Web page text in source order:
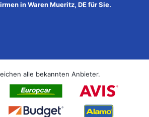
in Waren Mueritz, DE für Sie.
alle bekannten Anbieter.